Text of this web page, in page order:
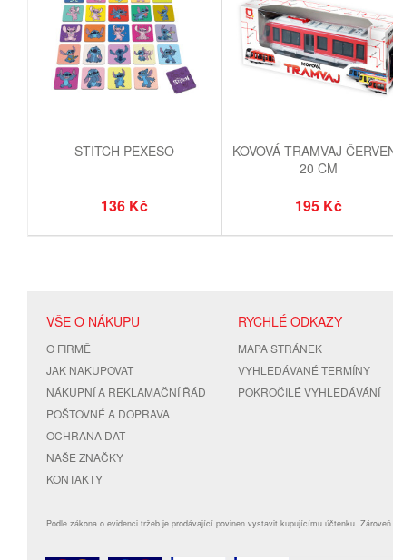
STITCH PEXESO
136 Kč
KOVOVÁ TRAMVAJ
20 CM
195 Kč
VŠE O NÁKUPU
O FIRMĚ
JAK NAKUPOVAT
NÁKUPNÍ A REKLAMAČNÍ ŘÁD
POŠTOVNÉ A DOPRAVA
OCHRANA DAT
NAŠE ZNAČKY
KONTAKTY
RYCHLÉ ODKAZY
MAPA STRÁNEK
VYHLEDÁVANÉ TERMÍNY
POKROČILÉ VYHLEDÁVÁNÍ
Podle zákona o evidenci tržeb je prodávající povinen vystavit kupujícímu účtenku.